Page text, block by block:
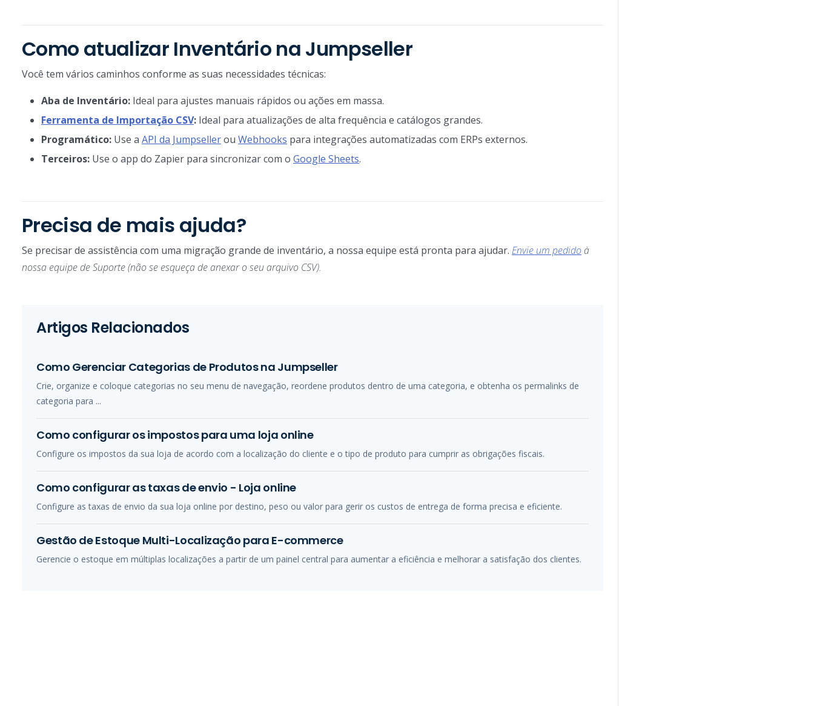
Como atualizar Inventário na Jumpseller
Você tem vários caminhos conforme as suas necessidades técnicas:
Aba de Inventário: Ideal para ajustes manuais rápidos ou ações em massa.
Ferramenta de Importação CSV: Ideal para atualizações de alta frequência e catálogos grandes.
Programático: Use a API da Jumpsellerou Webhooks para integrações automatizadas com ERPs externos.
Terceiros: Use o app do Zapier para sincronizar com o Google Sheets.
Precisa de mais ajuda?
Se precisar de assistência com uma migração grande de inventário, a nossa equipe está pronta para ajudar. Envie um pedidoà
nossa equipe de Suporte (não se esqueça de anexar o seu arquivo CSV).
Artigos Relacionados
Como Gerenciar Categorias de Produtos na Jumpseller
Crie, organize e coloque categorias no seu menu de navegação, reordene produtos dentro de uma categoria, e obtenha os permalinks de
categoria para ...
Como configurar os impostos para uma loja online
Configure os impostos da sua loja de acordo com a localização do cliente e o tipo de produto para cumprir as obrigações fiscais.
Como configurar as taxas de envio - Loja online
Configure as taxas de envio da sua loja online por destino, peso ou valor para gerir os custos de entrega de forma precisa e eficiente.
Gestão de Estoque Multi-Localização para E-commerce
Gerencie o estoque em múltiplas localizações a partir de um painel central para aumentar a eficiência e melhorar a satisfação dos clientes.